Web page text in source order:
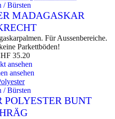
/ Bürsten
MADAGASKAR
Für Aussenbereiche.
Parkettböden!
35.20
ansehen
ansehen
/ Bürsten
POLYESTER BUNT